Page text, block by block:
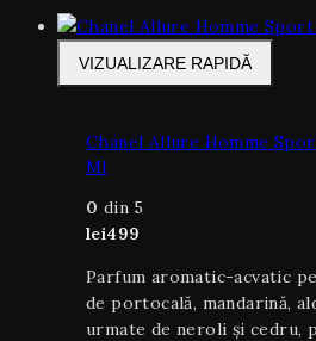
VIZUALIZARE RAPIDĂ
Chanel Allure Homme
Ml
0 din 5
lei499
Parfum aromatic-acvatic
de portocală, mandarină,
urmate de neroli și cedru,